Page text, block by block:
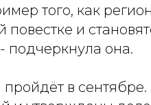
того, как
и
подчеркнула она.
в